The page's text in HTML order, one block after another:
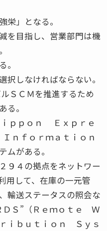
栄」となる。
を目指し、営業部門は機
。
択しなければならない。
ＳＣＭを推進するため
る。
ｉｐｐｏｎ Ｅｘｐｒｅ
ｆｏｒｍａｔｉｏｎ
ムがある。
９４の拠点をネットワー
用して、在庫の一元管
輸送ステータスの照会な
ＤＳ”（Ｒｅｍｏｔｅ Ｗ
ｉｂｕｔｉｏｎ Ｓｙｓ